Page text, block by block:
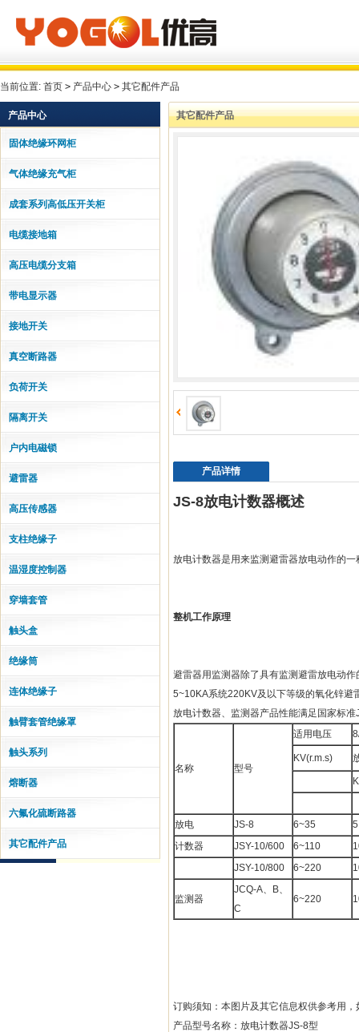
当前位置: 首页 > 产品中心 > 其它配件产品
产品中心
固体绝缘环网柜
气体绝缘充气柜
成套系列高低压开关柜
电缆接地箱
高压电缆分支箱
带电显示器
接地开关
真空断路器
负荷开关
隔离开关
户内电磁锁
避雷器
高压传感器
支柱绝缘子
温湿度控制器
穿墙套管
触头盒
绝缘筒
连体绝缘子
触臂套管绝缘罩
触头系列
熔断器
六氟化硫断路器
其它配件产品
其它配件产品
产品详情
JS-8放电计数器概述
放电计数器是用来监测避雷器放电动作的
整机工作原理
避雷器用监测器除了具有监测避雷放电动
5~10KA系统220KV及以下等级的氧化锌避
放电计数器、监测器产品性能满足国家标
名称 型号
适用电压
KV(r.m.s)
放电 JS-8 6~35
5
计数器
JSY-10/600 6~110
JSY-10/800
6~220
监测器
JCQ-A、B、
C
6~220
订购须知：本图片及其它信息权供参考用
产品型号名称：放电计数器JS-8型